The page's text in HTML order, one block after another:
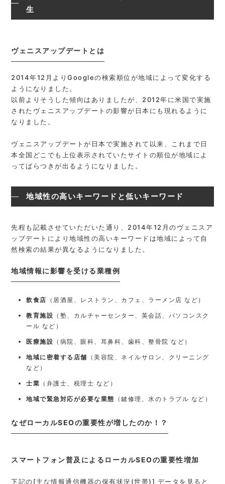
生
ヴェニスアップデートとは
2014年12月よりGoogleの検索順位が地域によって変化する
ようになりました。
以前よりそうした傾向はありましたが、2012年に米国で実施
されたヴェニスアップデートの影響が日本にも現れるように
なりました。
ヴェニスアップデートが日本で実施されて以来、これまで日
本全国どこでも上位表示されていたサイトの順位が地域によ
ってばらつきが出るようになりました。
地域性の高いキーワードと低いキーワード
先程も記載させていただいた通り、2014年12月のヴェニスア
ップデートにより地域性の高いキーワードは地域によって自
然検索の結果が異なるようになりました。
地域情報に影響を受ける業種例
飲食店 （居酒屋、レストラン、カフェ、ラーメン店 など）
教育施設 （塾、カルチャーセンター、英会話、パソコンスク
ール など）
医療施設 （病院、眼科、耳鼻科、歯科、整骨院 など）
地域に密着する店舗 （美容院、ネイルサロン、クリーニング
など）
士業 （弁護士、税理士 など）
地域で緊急対応が必要な業態 （鍵修理、水のトラブル など）
なぜローカルSEOの重要性が増したのか！？
スマートフォン普及によるローカルSEOの重要性増加
下記の[主な情報通信機器の保有状況(世帯)] データを見ると